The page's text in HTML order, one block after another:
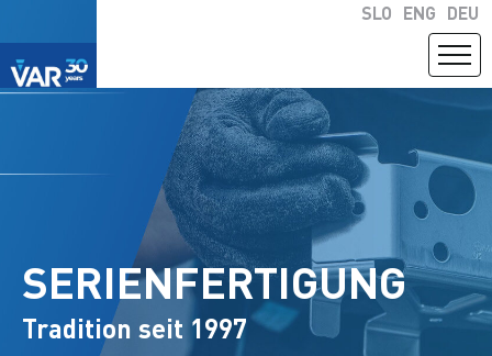
SLO ENG DEU
SERIENFERTIGUNG
Tradition seit 1997